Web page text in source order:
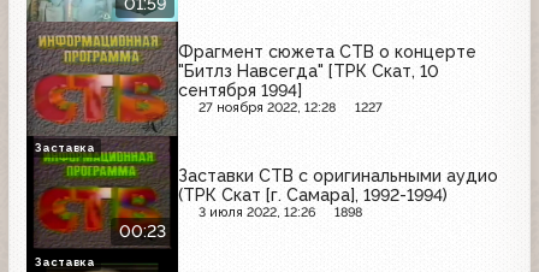
01:59
Фрагмент сюжета СТВ о концерте
"Битлз Навсегда" [ТРК Скат, 10
сентября 1994]
27 ноября 2022, 12:28 1227
00:23
Заставки СТВ с оригинальными аудио
(ТРК Скат [г. Самара], 1992-1994)
3 июля 2022, 12:26 1898
Заставка
Заставка